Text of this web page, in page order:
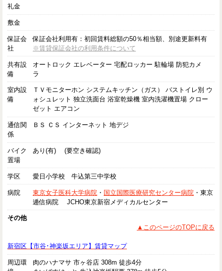
礼金
敷金
保証会
社
保証会社利用有：初回賃料総額の50％相当額、別途更新料有
※賃貸保証会社の利用条件について
共有設
備
オートロック エレベーター 宅配ロッカー 駐輪場 防犯カメ
ラ
室内設
備
ＴＶモニターホン システムキッチン（ガス） バストイレ別 ウ
ォシュレット 独立洗面台 浴室乾燥機 室内洗濯機置場 クロー
ゼット エアコン
通信関
係
ＢＳ ＣＳ インターネット 地デジ
バイク
置場
あり(有) (要空き確認)
学区 愛日小学校 牛込第三中学校
病院 東京女子医科大学病院 ・ 国立国際医療研究センター病院 ・東京
逓信病院 JCHO東京新宿メディカルセンター
その他
▲このページのTOPに戻る
新宿区【市谷･神楽坂エリア】賃貸マップ
周辺環
肉のハナマサ 市ヶ谷店 308m 徒歩4分